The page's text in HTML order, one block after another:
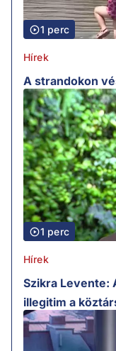
1 perc
Hírek
A strandokon
1 perc
Hírek
Szikra Levente:
illegitim a